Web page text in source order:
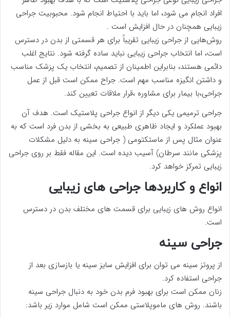
افراد انجام می شود، اما باید با احتیاط انجام شود. محبوبیت جراحی
زیبایی همچنان در حال افزایش است .
روش‌هایی از جراحی زیبایی تقریباً برای هر قسمتی از بدن در دسترس
است، اما انتخاب جراحی زیبایی نباید ساده گرفته شود. نتایج اغلب
دائمی هستند، بنابراین اطمینان از تصمیم، انتخاب یک پزشک مناسب
و داشتن انگیزه مناسب مهم است. جراح ممکن است قبل از عمل
جراحی،با بیمار برای مشاوره ،قرار ملاقات تعیین کند.
جراحی ترمیمی یکی دیگر از انواع جراحی پلاستیک است. هدف آن
بهبود عملکرد و ایجاد ظاهری طبیعی به بخشی از بدن فرد است که به
عنوان مثال پس از ماستکتومی ( جراحی سینه به دلیل مشکلات
پزشکی مانند سرطان) آسیب دیده است. این مقاله فقط بر روی جراحی
زیبایی تمرکز خواهد کرد.
انواع و کاربردها جراحی های زیبایی
انواع روش های زیبایی برای قسمت های مختلف بدن در دسترس
است.
جراحی سینه
از پروتز سینه می توان برای افزایش سایز سینه یا بازسازی بعد از
جراحی استفاده کرد.
زنان ممکن است برای بهبود فرم بدن خود به دنبال جراحی سینه
باشند. روش های ماموپلاستی ممکن است شامل موارد زیر باشد: